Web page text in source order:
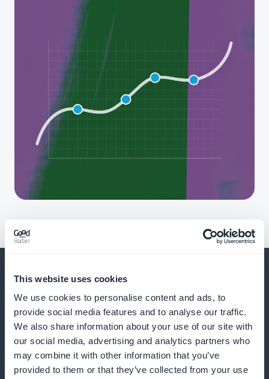
This website uses cookies
We use cookies to personalise content and ads, to
provide social media features and to analyse our traffic.
We also share information about your use of our site with
our social media, advertising and analytics partners who
may combine it with other information that you’ve
provided to them or that they’ve collected from your use
E muito, muito mais